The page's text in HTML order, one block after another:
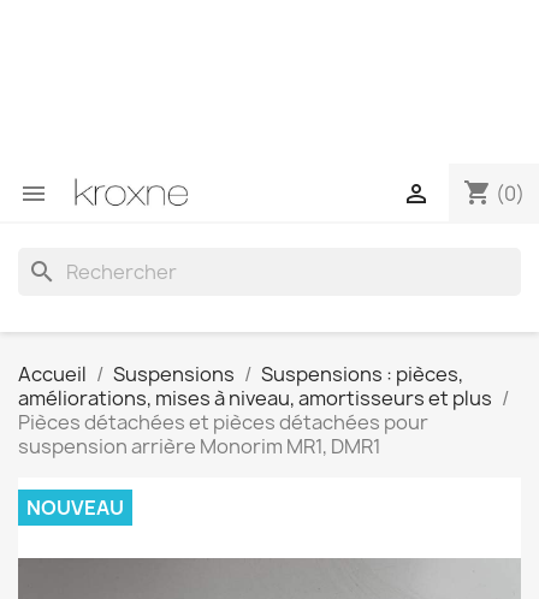
 shopping_cart (0)

search
Accueil Suspensions
Suspensions : pièces,
améliorations, mises à niveau, amortisseurs et plus
Pièces détachées et pièces détachées pour
suspension arrière Monorim MR1, DMR1
NOUVEAU